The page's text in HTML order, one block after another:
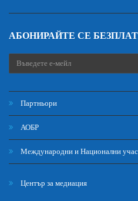
АБОНИРАЙТЕ СЕ
Партньори
АОБР
Международни и Национални
Център за медиация